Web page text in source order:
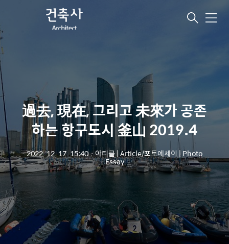
메
過去, 現在, 그리고 未來가 공존
하는 항구도시 釜山 2019.4
2022. 12. 17. 15:40ㆍ아티클 | Article/포토에세이 | Photo
Essay